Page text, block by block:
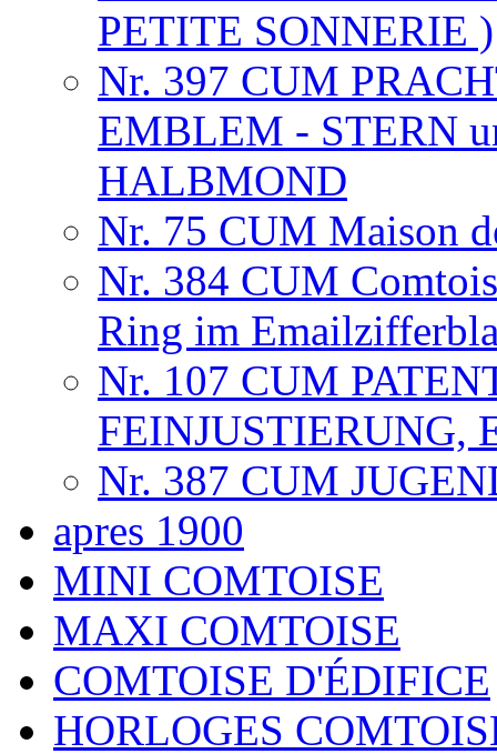
PETITE SONNERIE )
Nr. 397 CUM
EMBLEM - STERN
HALBMOND
Nr. 75 CUM Maison
Nr. 384 CUM
Ring im
Nr. 107 CUM
FEINJUSTIERUNG,
Nr. 387 CUM
apres 1900
MINI COMTOISE
MAXI COMTOISE
COMTOISE D'ÉDIFICE
HORLOGES